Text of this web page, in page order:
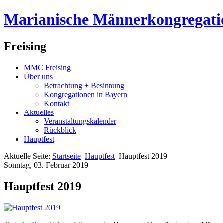
Marianische
Freising
MMC Freising
Über uns
Betrachtung + Besinnung
Kongregationen in Bayern
Kontakt
Aktuelles
Veranstaltungskalender
Rückblick
Hauptfest
Aktuelle Seite: Startseite Hauptfest Hauptfest 2019
Sonntag, 03. Februar 2019
Hauptfest 2019